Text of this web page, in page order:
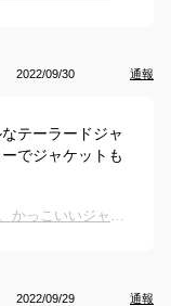
2022/09/30 通報
テーラードジャ
でジャケットも
【50代・秋】カジュアルなチノパンに合う、かっこいいジャケットやトップスを教えてください。
2022/09/29 通報